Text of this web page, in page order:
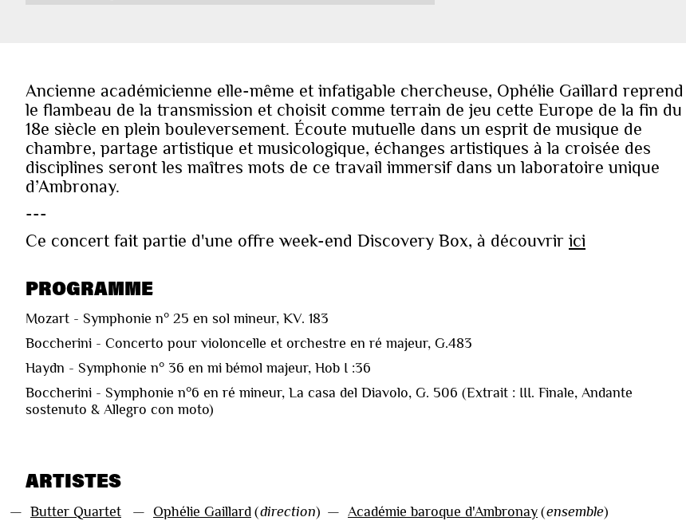
Ancienne académicienne elle-même et infatigable chercheuse, Ophélie Gaillard reprend
le flambeau de la transmission et choisit comme terrain de jeu cette Europe de la fin du
18e siècle en plein bouleversement. Écoute mutuelle dans un esprit de musique de
chambre, partage artistique et musicologique, échanges artistiques à la croisée des
disciplines seront les maîtres mots de ce travail immersif dans un laboratoire unique
d’Ambronay.
---
Ce concert fait partie d'une offre week-end Discovery Box, à découvrir ici
PROGRAMME
Mozart - Symphonie n° 25 en sol mineur, KV. 183
Boccherini - Concerto pour violoncelle et orchestre en ré majeur, G.483
Haydn - Symphonie n° 36 en mi bémol majeur, Hob I :36
Boccherini - Symphonie n°6 en ré mineur, La casa del Diavolo, G. 506 (Extrait : III. Finale, Andante
sostenuto & Allegro con moto)
ARTISTES
— Butter Quartet — Ophélie Gaillard (direction) — Académie baroque d'Ambronay (ensemble)